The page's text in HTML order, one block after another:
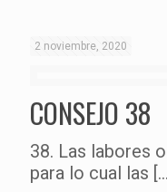
2 noviembre, 2020
CONSEJO 38
38. Las labores
para lo cual las